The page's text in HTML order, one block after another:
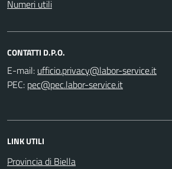
Numeri utili
CONTATTI D.P.O.
E-mail:
PEC:
LINK UTILI
Provincia di Biella